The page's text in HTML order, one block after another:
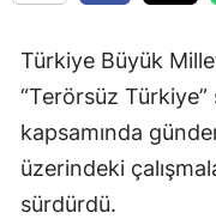
Türkiye Büyük
“Terörsüz
kapsamında
üzerindeki
sürdürdü.